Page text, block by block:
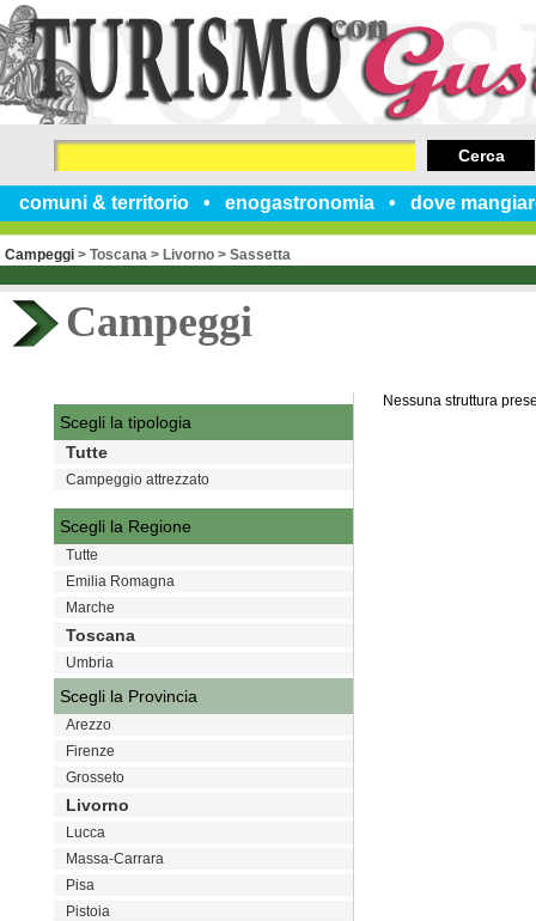
comuni & territorio enogastronomia dove
Cerca
Campeggi > Toscana > Livorno > Sassetta
Campeggi
Nessuna struttura
Scegli la tipologia
Tutte
Campeggio attrezzato
Scegli la Regione
Tutte
Emilia Romagna
Marche
Toscana
Umbria
Scegli la Provincia
Arezzo
Firenze
Grosseto
Livorno
Lucca
Massa-Carrara
Pisa
Pistoia